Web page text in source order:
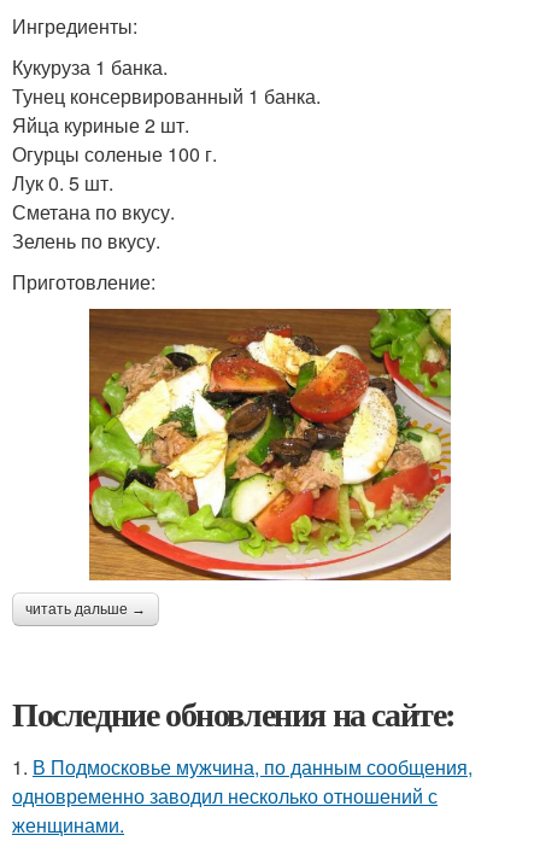
Ингредиенты:
Кукуруза 1 банка.
Тунец консервированный 1 банка.
Яйца куриные 2 шт.
Огурцы соленые 100 г.
Лук 0. 5 шт.
Сметана по вкусу.
Зелень по вкусу.
Приготовление:
читать дальше →
Последние обновления на сайте:
1. В Подмосковье мужчина, по данным сообщения,
одновременно заводил несколько отношений с
женщинами.